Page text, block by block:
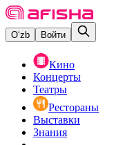
O‘zb Войти
Кино
Концерты
Театры
Рестораны
Выставки
Знания